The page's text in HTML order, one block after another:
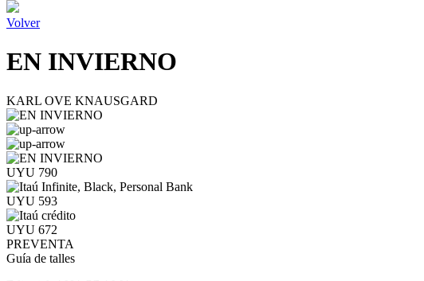
Volver
EN INVIERNO
KARL OVE KNAUSGARD
UYU 790
UYU 593
UYU 672
PREVENTA
Guía de talles